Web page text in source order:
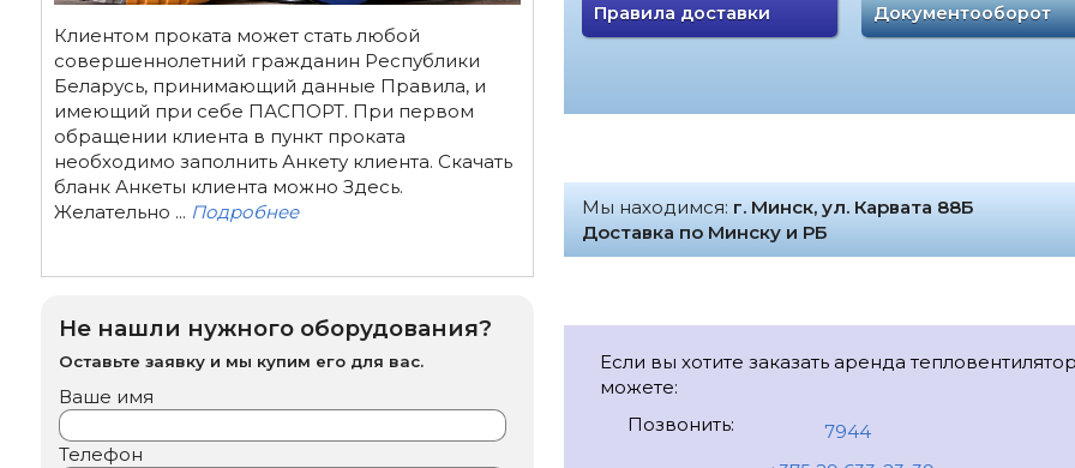
Клиентом проката может стать любой
совершеннолетний гражданин Республики
Беларусь, принимающий данные Правила, и
имеющий при себе ПАСПОРТ. При первом
обращении клиента в пункт проката
необходимо заполнить Анкету клиента. Скачать
бланк Анкеты клиента можно Здесь.
Желательно ... Подробнее
Не нашли нужного оборудования?
Оставьте заявку и мы купим его для вас.
Ваше имя
Телефон
Правила доставки Документооборот
Мы находимся: г. Минск, ул. Карвата 88Б
Доставка по Минску и РБ
Если вы хотите заказать аренда
можете:
Позвонить:
7944